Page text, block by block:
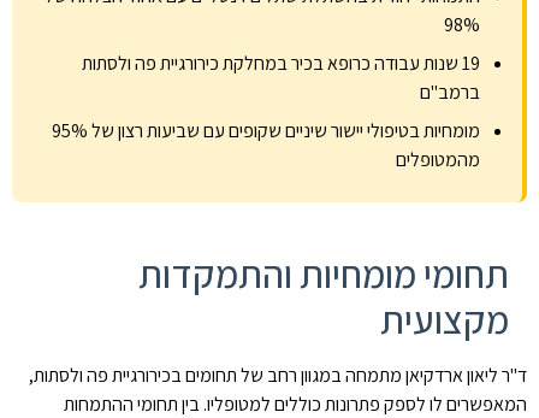
98%
19 שנות עבודה כרופא בכיר במחלקת כירורגיית פה ולסתות
ברמב"ם
מומחיות בטיפולי יישור שיניים שקופים עם שביעות רצון של 95%
מהמטופלים
תחומי מומחיות והתמקדות
מקצועית
ד"ר ליאון ארדקיאן מתמחה במגוון רחב של תחומים בכירורגיית פה ולסתות,
המאפשרים לו לספק פתרונות כוללים למטופליו. בין תחומי ההתמחות